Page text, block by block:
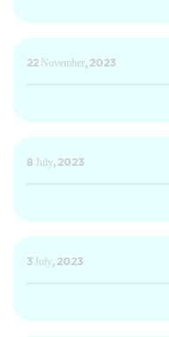
22 November, 2023
8 July, 2023
3 July, 2023